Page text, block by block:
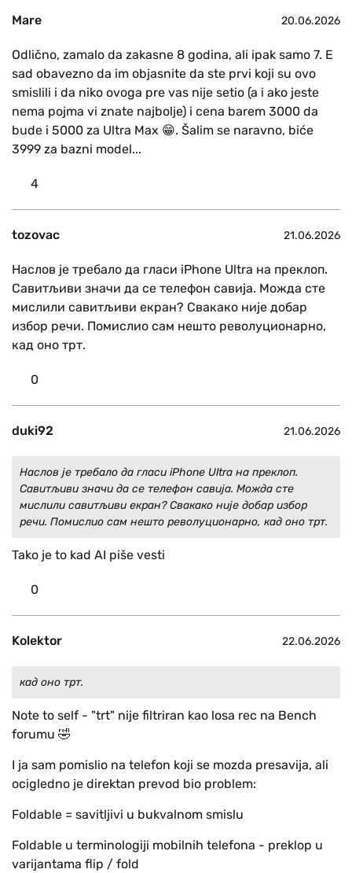
Mare 20.06.2026
Odlično, zamalo da zakasne 8 godina, ali ipak samo 7. E
sad obavezno da im objasnite da ste prvi koji su ovo
smislili i da niko ovoga pre vas nije setio (a i ako jeste
nema pojma vi znate najbolje) i cena barem 3000 da
bude i 5000 za Ultra Max 😁. Šalim se naravno, biće
3999 za bazni model...
4
tozovac 21.06.2026
Наслов је требало да гласи iPhone Ultra на преклоп.
Савитљиви значи да се телефон савија. Можда сте
мислили савитљиви екран? Свакако није добар
избор речи. Помислио сам нешто револуционарно,
кад оно трт.
0
duki92 21.06.2026
Наслов је требало да гласи iPhone Ultra на преклоп.
Савитљиви значи да се телефон савија. Можда сте
мислили савитљиви екран? Свакако није добар избор
речи. Помислио сам нешто револуционарно, кад оно трт.
Tako je to kad AI piše vesti
0
Kolektor 22.06.2026
кад оно трт.
Note to self - "trt" nije filtriran kao losa rec na Bench
forumu 🤣
I ja sam pomislio na telefon koji se mozda presavija, ali
ocigledno je direktan prevod bio problem:
Foldable = savitljivi u bukvalnom smislu
Foldable u terminologiji mobilnih telefona - preklop u
varijantama flip / fold